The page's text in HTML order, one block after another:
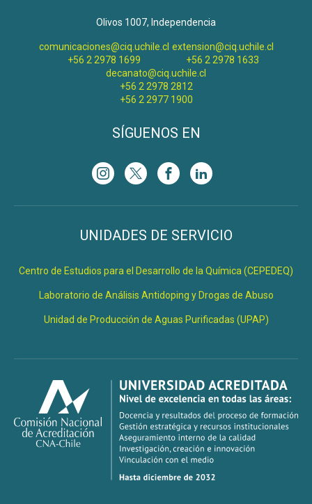
Olivos 1007, Independencia
comunicaciones@ciq.uchile.cl
+56 2 2978 1699
extension@ciq.uchile.cl
+56 2 2978 1633
decanato@ciq.uchile.cl
+56 2 2978 2812
+56 2 2977 1900
SÍGUENOS EN
UNIDADES DE SERVICIO
Centro de Estudios para el Desarrollo de la Química (CEPEDEQ)
Laboratorio de Análisis Antidoping y Drogas de Abuso
Unidad de Producción de Aguas Purificadas (UPAP)